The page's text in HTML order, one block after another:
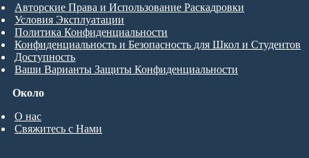
Около
О нас
Свяжитесь с Нами
Авторские Права и Использование Раскадровки
Условия Эксплуатации
Политика Конфиденциальности
Конфиденциальность и Безопасность для Школ и Студентов
Доступность
Ваши Варианты Защиты Конфиденциальности